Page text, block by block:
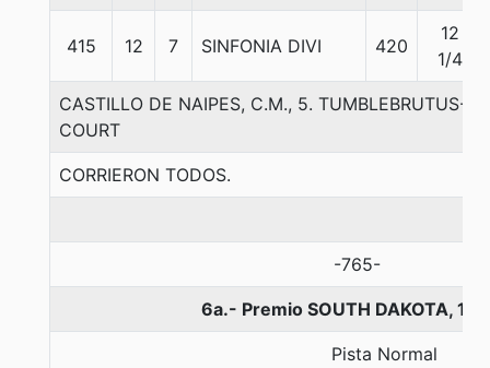
415 12 7 SINFONIA DIVI 420
12
1/4
CASTILLO DE NAIPES, C.M., 5. TUMBLEBRUTUS-
COURT
CORRIERON TODOS.
-765-
6a.- Premio SOUTH DAKOTA,
Pista Normal